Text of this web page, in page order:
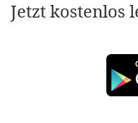
Jetzt kostenlos